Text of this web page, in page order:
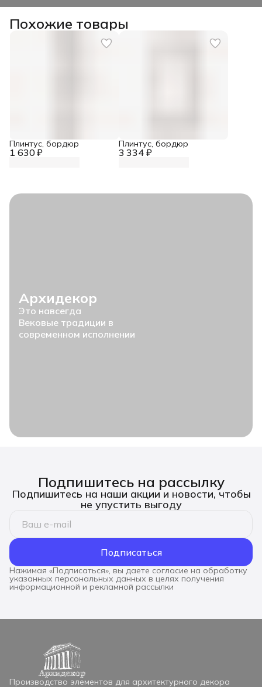
Похожие товары
1 630 ₽
Плинтус, бордюр
3 334 ₽
Плинтус, бордюр
Архидекор
Это навсегда
Вековые традиции в
современном исполнении
Подпишитесь на рассылку
Подпишитесь на наши акции и новости, чтобы
не упустить выгоду
Подписаться
Нажимая «Подписаться», вы даете согласие на обработку
указанных персональных данных в целях получения
информационной и рекламной рассылки
Производство элементов для архитектурного декора